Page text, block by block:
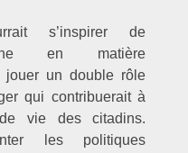
s’inspirer de
en matière
jouer un double rôle
qui contribuerait à
vie des citadins.
les politiques